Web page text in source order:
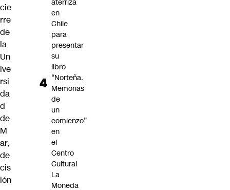
cie
rre
de
la
Un
ive
rsi
da
d
de
M
ar,
de
cis
ión
aterriza
en
Chile
para
presentar
su
libro
“Norteña.
Memorias
de
un
comienzo”
en
el
Centro
Cultural
La
Moneda